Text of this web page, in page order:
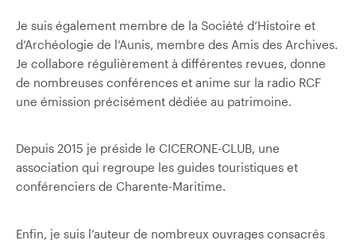
Je suis également membre de la Société d’Histoire et
d’Archéologie de l’Aunis, membre des Amis des Archives.
Je collabore régulièrement à différentes revues, donne
de nombreuses conférences et anime sur la radio RCF
une émission précisément dédiée au patrimoine.
Depuis 2015 je préside le CICERONE-CLUB, une
association qui regroupe les guides touristiques et
conférenciers de Charente-Maritime.
Enfin, je suis l’auteur de nombreux ouvrages consacrés